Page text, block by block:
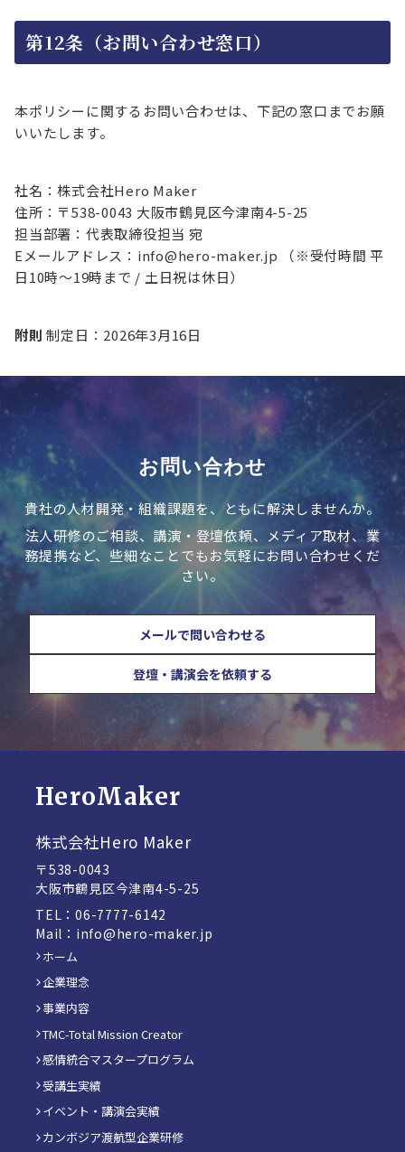
第12条（お問い合わせ窓口）
本ポリシーに関するお問い合わせは、下記の窓口までお願
いいたします。
社名：株式会社Hero Maker
住所：〒538-0043 大阪市鶴見区今津南4-5-25
担当部署：代表取締役担当 宛
Eメールアドレス：info@hero-maker.jp （※受付時間 平
日10時〜19時まで / 土日祝は休日）
附則 制定日：2026年3月16日
お問い合わせ
貴社の人材開発・組織課題を、ともに解決しませんか。
法人研修のご相談、講演・登壇依頼、メディア取材、業
務提携など、些細なことでもお気軽にお問い合わせくだ
さい。
メールで問い合わせる
登壇・講演会を依頼する
HeroMaker
株式会社Hero Maker
〒538-0043
大阪市鶴見区今津南4-5-25
TEL：06-7777-6142
Mail：info@hero-maker.jp
ホーム
企業理念
事業内容
TMC-Total Mission Creator
感情統合マスタープログラム
受講生実績
イベント・講演会実績
カンボジア渡航型企業研修